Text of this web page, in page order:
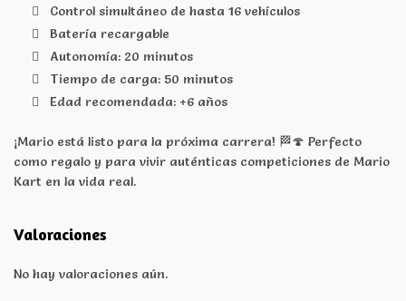
Control simultáneo de hasta 16 vehículos
Batería recargable
Autonomía: 20 minutos
Tiempo de carga: 50 minutos
Edad recomendada: +6 años
¡Mario está listo para la próxima carrera! 🏁🍄 Perfecto
como regalo y para vivir auténticas competiciones de Mario
Kart en la vida real.
Valoraciones
No hay valoraciones aún.